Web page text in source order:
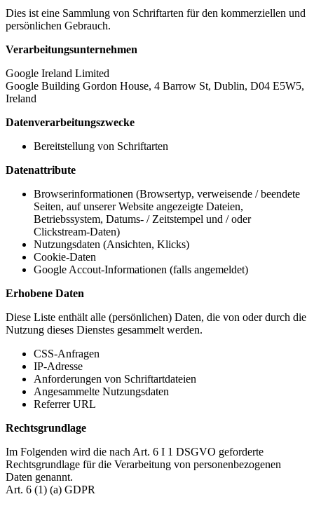
Dies ist eine Sammlung von Schriftarten für den kommerziellen und
persönlichen Gebrauch.
Verarbeitungsunternehmen
Google Ireland Limited
Google Building Gordon House, 4 Barrow St, Dublin, D04 E5W5,
Ireland
Datenverarbeitungszwecke
Bereitstellung von Schriftarten
Datenattribute
Browserinformationen (Browsertyp, verweisende / beendete
Seiten, auf unserer Website angezeigte Dateien,
Betriebssystem, Datums- / Zeitstempel und / oder
Clickstream-Daten)
Nutzungsdaten (Ansichten, Klicks)
Cookie-Daten
Google Accout-Informationen (falls angemeldet)
Erhobene Daten
Diese Liste enthält alle (persönlichen) Daten, die von oder durch die
Nutzung dieses Dienstes gesammelt werden.
CSS-Anfragen
IP-Adresse
Anforderungen von Schriftartdateien
Angesammelte Nutzungsdaten
Referrer URL
Rechtsgrundlage
Im Folgenden wird die nach Art. 6 I 1 DSGVO geforderte
Rechtsgrundlage für die Verarbeitung von personenbezogenen
Daten genannt.
Art. 6 (1) (a) GDPR